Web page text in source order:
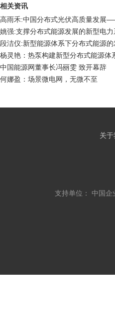
相关资讯
高雨禾:中国分布式光伏高质量发展
姚强:支撑分布式能源发展的新型电
段洁仪:新型能源体系下分布式能源
杨灵艳：热泵构建新型分布式能源体
中国能源网董事长冯丽雯 致开幕辞
何娜盈：场景微电网，无微不至
关于
支持单位： 中国